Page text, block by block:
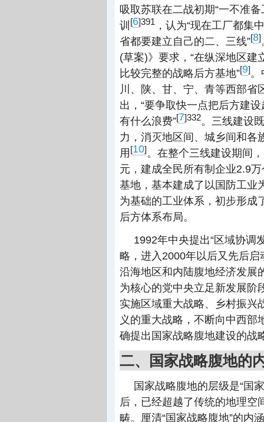
吸取苏联在二战初期“一不准
训 [6]391 ，认为“现在工厂都集
省都要建立自己的二、三线”[8]
(草案)》要求，“在纵深地区
比较完整的战略后方基地”[9]
川、陕、甘、宁、青等西部省
出，“要争取快一点把后方建
有什么浪费”[7]332。三线建设
力，消灭地区间、城乡间和各
用 [10]。在整个三线建设期间
元，建成全民所有制企业2.9
基地，基本建成了以国防工业
为基础的工业体系，初步形成
后方体系布局。
1992年中央提出“区域协调
略，进入2000年以后又先后启
沿海地区和内陆腹地经济发展
为核心的党中央立足新发展阶
实施区域重大战略、乡村振兴
义的重大战略，不断向中西部
确提出国家战略腹地建设的战
二、国家战略腹地的
国家战略腹地的层级是“国
后，已经超越了传统的地理空
畴。厘清“国家战略腹地”的内